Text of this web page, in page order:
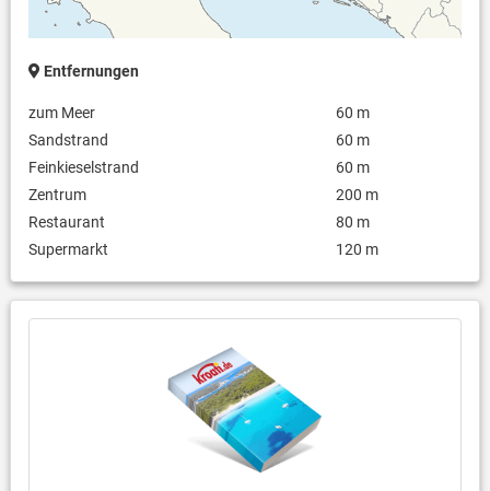
Entfernungen
zum Meer
60 m
Sandstrand
60 m
Feinkieselstrand
60 m
Zentrum
200 m
Restaurant
80 m
Supermarkt
120 m